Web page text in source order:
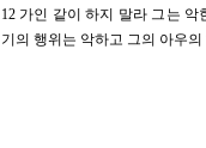
12 가인 같이 하지 말라 그는
기의 행위는 악하고 그의 아우